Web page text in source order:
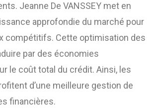
Jeanne De VANSSEY met en
approfondie du marché pour
compétitifs. Cette optimisation des
par des économies
le coût total du crédit. Ainsi, les
d’une meilleure gestion de
financières.